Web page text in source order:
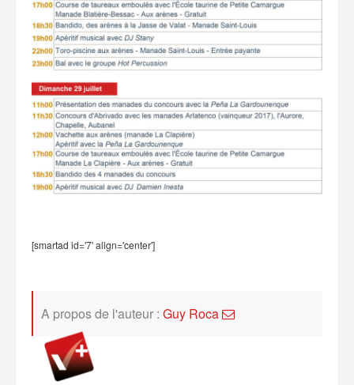
[smartad id='7' align='center']
A propos de l'auteur : Guy Roca